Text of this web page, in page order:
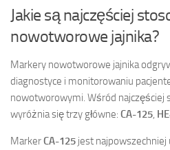
Jakie są najczęściej
nowotworowe jajnika?
Markery nowotworowe jajnika
diagnostyce i monitorowaniu
nowotworowymi. Wśród najczęściej
wyróżnia się trzy główne: CA-125,
MarkerCA-125 jest